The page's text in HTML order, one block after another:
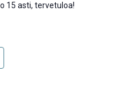
15 asti, tervetuloa!